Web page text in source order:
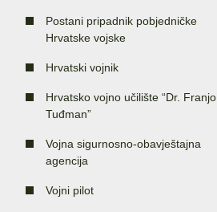
Postani pripadnik pobjedničke
Hrvatske vojske
Hrvatski vojnik
Hrvatsko vojno učilište “Dr. Franjo
Tuđman”
Vojna sigurnosno-obavještajna
agencija
Vojni pilot